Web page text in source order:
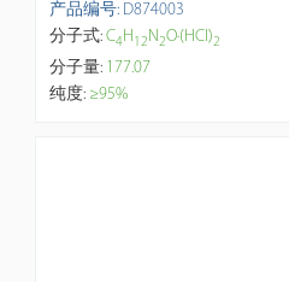
产品编号: D874003
分子式:C4H12N2O·(HCl)2
分子量: 177.07
纯度: ≥95%